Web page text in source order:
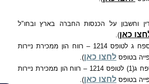
1214 – דין וחשבון על הכנסות החברה בארץ ובחו"ל
כאן).
טופס 1322 – נספח ג לטופס 1214 – רווח הון ממכירת ניירות
בטופס לחצו כאן).
נספח ג(1) לטופס 1214 – רווח הון ממכירת ניירות
בטופס לחצו כאן).